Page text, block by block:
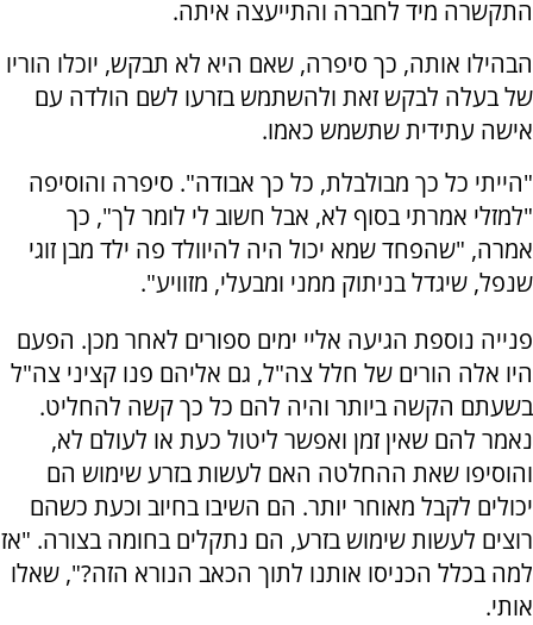
התקשרה מיד לחברה והתייעצה איתה.
הבהילו אותה, כך סיפרה, שאם היא לא תבקש, יוכלו הוריו
של בעלה לבקש זאת ולהשתמש בזרעו לשם הולדה עם
אישה עתידית שתשמש כאמו.
"הייתי כל כך מבולבלת, כל כך אבודה". סיפרה והוסיפה
"למזלי אמרתי בסוף לא, אבל חשוב לי לומר לך", כך
אמרה, "שהפחד שמא יכול היה להיוולד פה ילד מבן זוגי
שנפל, שיגדל בניתוק ממני ומבעלי, מזוויע".
פנייה נוספת הגיעה אליי ימים ספורים לאחר מכן. הפעם
היו אלה הורים של חלל צה"ל, גם אליהם פנו קציני צה"ל
בשעתם הקשה ביותר והיה להם כל כך קשה להחליט.
נאמר להם שאין זמן ואפשר ליטול כעת או לעולם לא,
והוסיפו שאת ההחלטה האם לעשות בזרע שימוש הם
יכולים לקבל מאוחר יותר. הם השיבו בחיוב וכעת כשהם
רוצים לעשות שימוש בזרע, הם נתקלים בחומה בצורה. "אז
למה בכלל הכניסו אותנו לתוך הכאב הנורא הזה?", שאלו
אותי.